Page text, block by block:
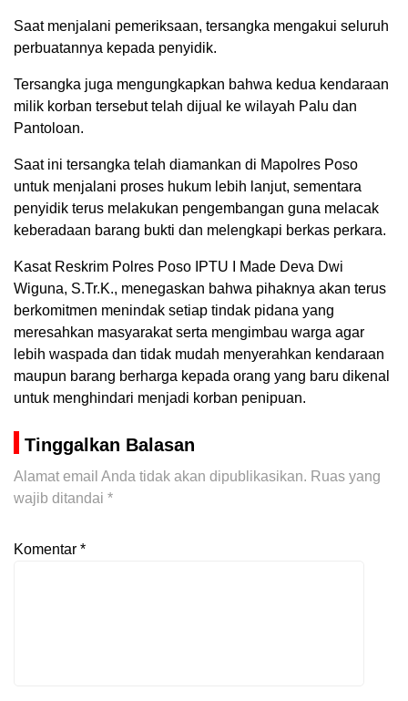
Saat menjalani pemeriksaan, tersangka mengakui seluruh
perbuatannya kepada penyidik.
Tersangka juga mengungkapkan bahwa kedua kendaraan
milik korban tersebut telah dijual ke wilayah Palu dan
Pantoloan.
Saat ini tersangka telah diamankan di Mapolres Poso
untuk menjalani proses hukum lebih lanjut, sementara
penyidik terus melakukan pengembangan guna melacak
keberadaan barang bukti dan melengkapi berkas perkara.
Kasat Reskrim Polres Poso IPTU I Made Deva Dwi
Wiguna, S.Tr.K., menegaskan bahwa pihaknya akan terus
berkomitmen menindak setiap tindak pidana yang
meresahkan masyarakat serta mengimbau warga agar
lebih waspada dan tidak mudah menyerahkan kendaraan
maupun barang berharga kepada orang yang baru dikenal
untuk menghindari menjadi korban penipuan.
Tinggalkan Balasan
Alamat email Anda tidak akan dipublikasikan. Ruas yang
wajib ditandai *
Komentar *